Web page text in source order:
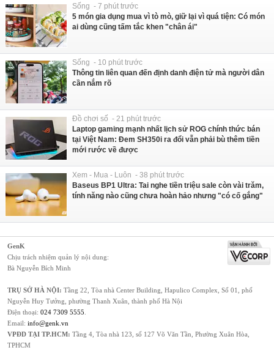
Sống - 7 phút trước
5 món gia dụng mua vì tò mò, giữ lại vì quá tiện: Có món
ai dùng cũng tấm tắc khen "chân ái"
Sống - 10 phút trước
Thông tin liên quan đến định danh điện tử mà người dân
cần nắm rõ
Đồ chơi số - 21 phút trước
Laptop gaming mạnh nhất lịch sử ROG chính thức bán
tại Việt Nam: Đem SH350i ra đổi vẫn phải bù thêm tiền
mới rước về được
Xem - Mua - Luôn - 38 phút trước
Baseus BP1 Ultra: Tai nghe tiền triệu sale còn vài trăm,
tính năng nào cũng chưa hoàn hảo nhưng "có cố gắng"
GenK
Chịu trách nhiệm quản lý nội dung:
Bà Nguyễn Bích Minh
TRỤ SỞ HÀ NỘI: Tầng 22, Tòa nhà Center Building, Hapulico Complex, Số 01, phố
Nguyễn Huy Tưởng, phường Thanh Xuân, thành phố Hà Nội
Điện thoại: 024 7309 5555
Email: info@genk.vn
VPĐD TẠI TP.HCM: Tầng 4, Tòa nhà 123, số 127 Võ Văn Tần, Phường Xuân Hòa,
TPHCM